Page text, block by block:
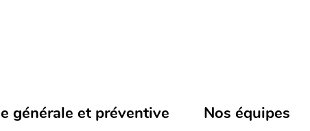
générale et préventive Nos équipes